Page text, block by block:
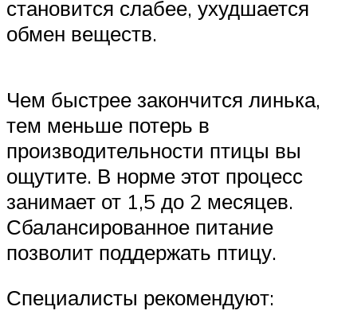
становится слабее, ухудшается
обмен веществ.
Чем быстрее закончится линька,
тем меньше потерь в
производительности птицы вы
ощутите. В норме этот процесс
занимает от 1,5 до 2 месяцев.
Сбалансированное питание
позволит поддержать птицу.
Специалисты рекомендуют: